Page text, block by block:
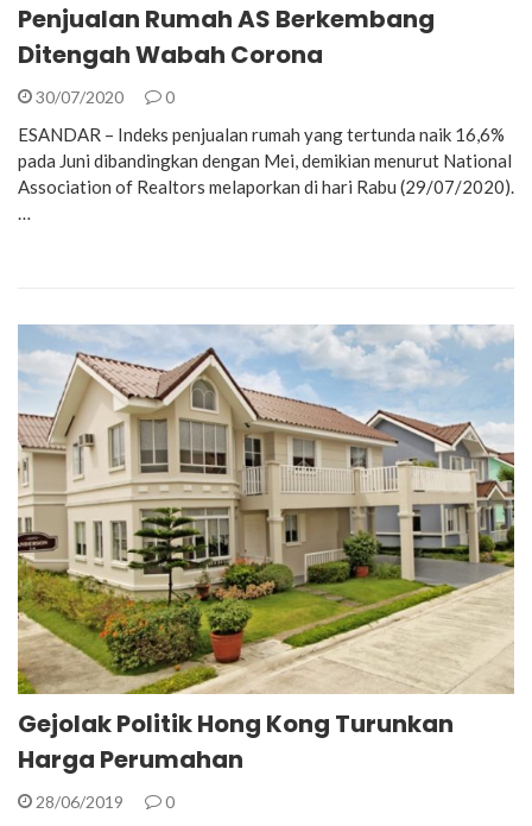
Penjualan Rumah AS Berkembang
Ditengah Wabah Corona
30/07/2020 0
ESANDAR – Indeks penjualan rumah yang tertunda naik 16,6%
pada Juni dibandingkan dengan Mei, demikian menurut National
Association of Realtors melaporkan di hari Rabu (29/07/2020).
…
Gejolak Politik Hong Kong Turunkan
Harga Perumahan
28/06/2019 0